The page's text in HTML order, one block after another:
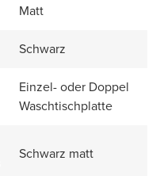
Matt
Schwarz
Einzel- oder Doppel
Waschtischplatte
Schwarz matt